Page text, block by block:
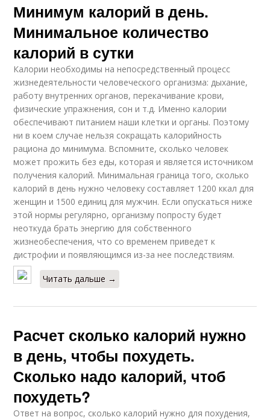
Минимум калорий в день.
Минимальное количество
калорий в сутки
Калории необходимы на непосредственный процесс
жизнедеятельности человеческого организма: дыхание,
работу внутренних органов, перекачивание крови,
физические упражнения, сон и т.д. Именно калории
обеспечивают питанием наши клетки и органы. Поэтому
ни в коем случае нельзя сокращать калорийность
рациона до минимума. Вспомните, сколько человек
может прожить без еды, которая и является источником
получения калорий. Минимальная граница того, сколько
калорий в день нужно человеку составляет 1200 ккал для
женщин и 1500 единиц для мужчин. Если опускаться ниже
этой нормы регулярно, организму попросту будет
неоткуда брать энергию для собственного
жизнеобеспечения, что со временем приведет к
дистрофии и появляющимся из-за нее последствиям.
Читать дальше →
Расчет сколько калорий нужно
в день, чтобы похудеть.
Сколько надо калорий, чтоб
похудеть?
Ответ на вопрос, сколько калорий нужно для похудения,